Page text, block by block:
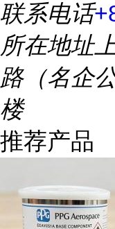
联系电话
所在地址
路（名企
楼
推荐产品